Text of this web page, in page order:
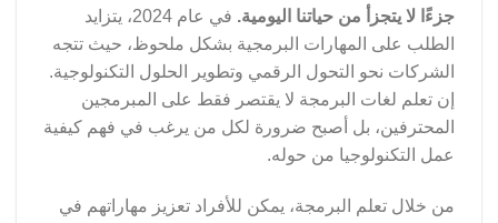
جزءًا لا يتجزأ من حياتنا اليومية.
في عام 2024، يتزايد
الطلب على المهارات البرمجية بشكل ملحوظ، حيث تتجه
الشركات نحو التحول الرقمي وتطوير الحلول التكنولوجية.
إن تعلم لغات البرمجة لا يقتصر فقط على المبرمجين
المحترفين، بل أصبح ضرورة لكل من يرغب في فهم كيفية
عمل التكنولوجيا من حوله.
من خلال تعلم البرمجة، يمكن للأفراد تعزيز مهاراتهم في